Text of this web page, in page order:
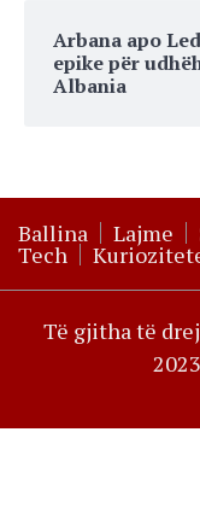
Arbana apo
epike për
Albania
Ballina Lajme
Tech
Të gjitha të